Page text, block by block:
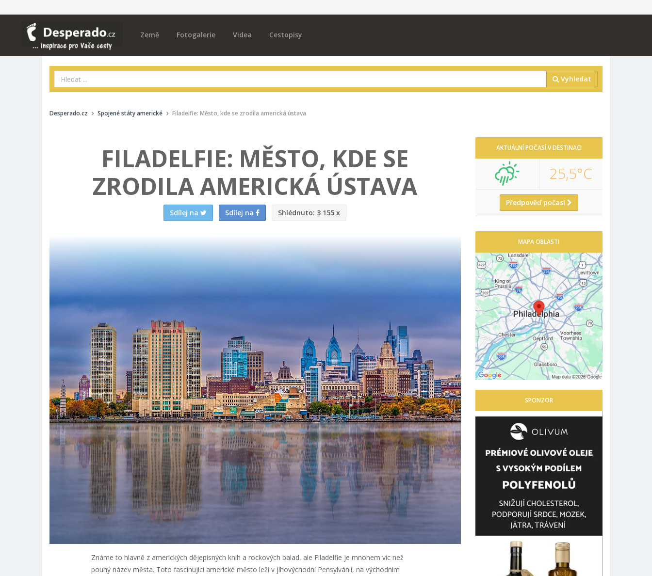
Země Fotogalerie Videa Cestopisy
Vyhledat
Desperado.cz Spojené státy americké Filadelfie: Město, kde se zrodila americká ústava
FILADELFIE: MĚSTO, KDE SE
ZRODILA AMERICKÁ ÚSTAVA
Sdílej na Sdílej na Shlédnuto: 3 155 x
Známe to hlavně z amerických dějepisných knih a rockových balad, ale Filadelfie je mnohem víc než
pouhý název města. Toto fascinující americké město leží v jihovýchodní Pensylvánii, na východním
AKTUÁLNÍ POČASÍ V DESTINACI
25,5°C
Předpověď počasí
MAPA OBLASTI
SPONZOR